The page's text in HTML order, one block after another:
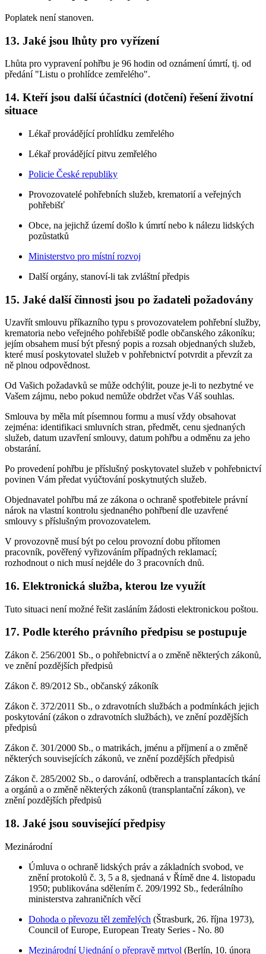
Poplatek není stanoven.
13. Jaké jsou lhůty pro vyřízení
Lhůta pro vypravení pohřbu je 96 hodin od oznámení úmrtí, tj. od
předání "Listu o prohlídce zemřelého".
14. Kteří jsou další účastníci (dotčení) řešení životní
situace
Lékař provádějící prohlídku zemřelého
Lékař provádějící pitvu zemřelého
Policie České republiky
Provozovatelé pohřebních služeb, krematorií a veřejných
pohřebišť
Obce, na jejichž území došlo k úmrtí nebo k nálezu lidských
pozůstatků
Ministerstvo pro místní rozvoj
Další orgány, stanoví-li tak zvláštní předpis
15. Jaké další činnosti jsou po žadateli požadovány
Uzavřít smlouvu příkazního typu s provozovatelem pohřební služby,
krematoria nebo veřejného pohřebiště podle občanského zákoníku;
jejím obsahem musí být přesný popis a rozsah objednaných služeb,
které musí poskytovatel služeb v pohřebnictví potvrdit a převzít za
ně plnou odpovědnost.
Od Vašich požadavků se může odchýlit, pouze je-li to nezbytné ve
Vašem zájmu, nebo pokud nemůže obdržet včas Váš souhlas.
Smlouva by měla mít písemnou formu a musí vždy obsahovat
zejména: identifikaci smluvních stran, předmět, cenu sjednaných
služeb, datum uzavření smlouvy, datum pohřbu a odměnu za jeho
obstarání.
Po provedení pohřbu je příslušný poskytovatel služeb v pohřebnictví
povinen Vám předat vyúčtování poskytnutých služeb.
Objednavatel pohřbu má ze zákona o ochraně spotřebitele právní
nárok na vlastní kontrolu sjednaného pohřbení dle uzavřené
smlouvy s příslušným provozovatelem.
V provozovně musí být po celou provozní dobu přítomen
pracovník, pověřený vyřizováním případných reklamací;
rozhodnout o nich musí nejdéle do 3 pracovních dnů.
16. Elektronická služba, kterou lze využít
Tuto situaci není možné řešit zasláním žádosti elektronickou poštou.
17. Podle kterého právního předpisu se postupuje
Zákon č. 256/2001 Sb., o pohřebnictví a o změně některých zákonů,
ve znění pozdějších předpisů
Zákon č. 89/2012 Sb., občanský zákoník
Zákon č. 372/2011 Sb., o zdravotních službách a podmínkách jejich
poskytování (zákon o zdravotních službách), ve znění pozdějších
předpisů
Zákon č. 301/2000 Sb., o matrikách, jménu a příjmení a o změně
některých souvisejících zákonů, ve znění pozdějších předpisů
Zákon č. 285/2002 Sb., o darování, odběrech a transplantacích tkání
a orgánů a o změně některých zákonů (transplantační zákon), ve
znění pozdějších předpisů
18. Jaké jsou související předpisy
Mezinárodní
Úmluva o ochraně lidských práv a základních svobod, ve
znění protokolů č. 3, 5 a 8, sjednaná v Římě dne 4. listopadu
1950; publikována sdělením č. 209/1992 Sb., federálního
ministerstva zahraničních věcí
Dohoda o převozu těl zemřelých (Štrasburk, 26. října 1973),
Council of Europe, European Treaty Series - No. 80
Mezinárodní Ujednání o přepravě mrtvol (Berlín, 10. února